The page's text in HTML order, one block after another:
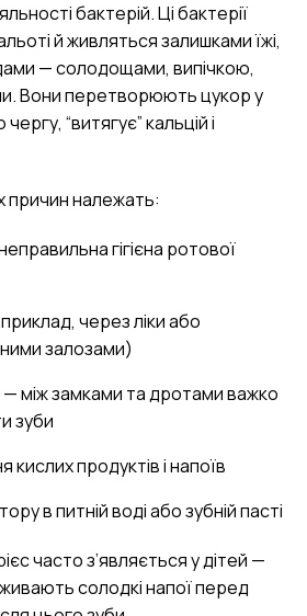
бактерій. Ці бактерії
й живляться залишками їжі,
— солодощами, випічкою,
Вони перетворюють цукор у
“витягує” кальцій і
причин належать:
гігієна ротової
через ліки або
залозами)
— між замками та дротами важко
зуби
продуктів і напоїв
в питній воді або зубній пасті
часто з’являється у дітей —
солодкі напої перед